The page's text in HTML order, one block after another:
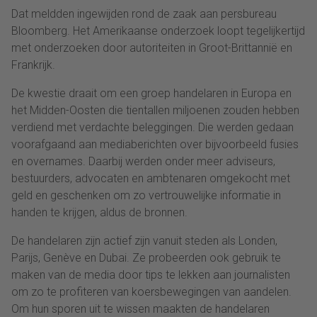
Dat meldden ingewijden rond de zaak aan persbureau
Bloomberg. Het Amerikaanse onderzoek loopt tegelijkertijd
met onderzoeken door autoriteiten in Groot-Brittannië en
Frankrijk.
De kwestie draait om een groep handelaren in Europa en
het Midden-Oosten die tientallen miljoenen zouden hebben
verdiend met verdachte beleggingen. Die werden gedaan
voorafgaand aan mediaberichten over bijvoorbeeld fusies
en overnames. Daarbij werden onder meer adviseurs,
bestuurders, advocaten en ambtenaren omgekocht met
geld en geschenken om zo vertrouwelijke informatie in
handen te krijgen, aldus de bronnen.
De handelaren zijn actief zijn vanuit steden als Londen,
Parijs, Genève en Dubai. Ze probeerden ook gebruik te
maken van de media door tips te lekken aan journalisten
om zo te profiteren van koersbewegingen van aandelen.
Om hun sporen uit te wissen maakten de handelaren